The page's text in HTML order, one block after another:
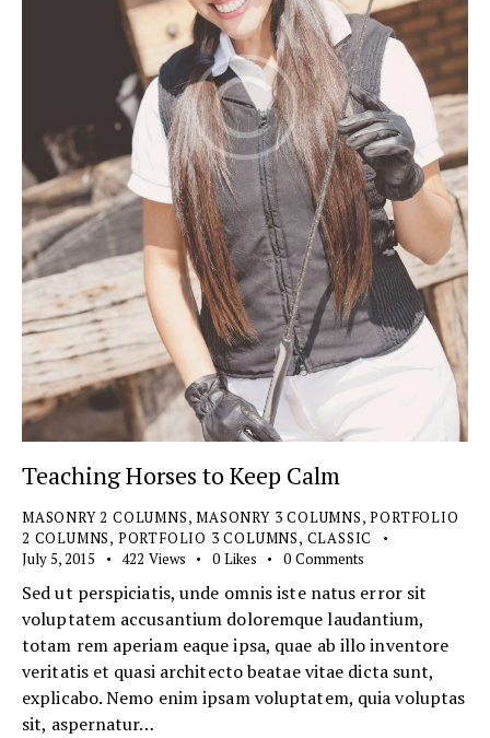
Teaching Horses to Keep Calm
MASONRY 2 COLUMNS,MASONRY 3 COLUMNS,PORTFOLIO
2 COLUMNS, PORTFOLIO 3 COLUMNS, СLASSIC
July 5, 2015
422 Views 0 Likes 0 Comments
Sed ut perspiciatis, unde omnis iste natus error sit
voluptatem accusantium doloremque laudantium,
totam rem aperiam eaque ipsa, quae ab illo inventore
veritatis et quasi architecto beatae vitae dicta sunt,
explicabo. Nemo enim ipsam voluptatem, quia voluptas
sit, aspernatur…